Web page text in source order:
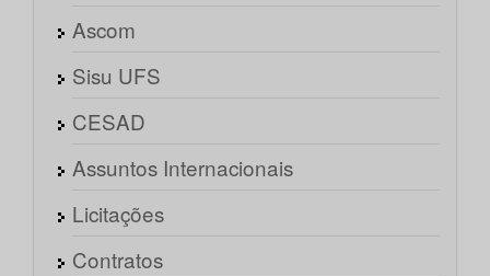
Ascom
Sisu UFS
CESAD
Assuntos Internacionais
Licitações
Contratos